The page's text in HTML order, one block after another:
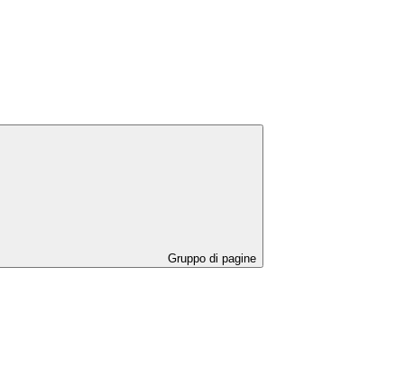
Gruppo di pagine